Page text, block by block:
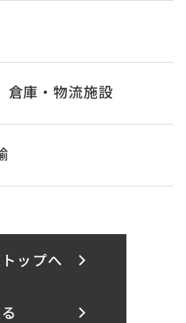
倉庫・物流施設
ップへ